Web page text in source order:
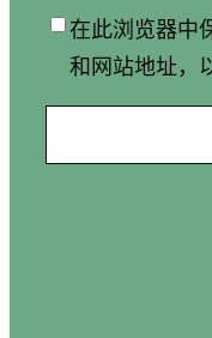
在此浏览器中
和网站地址，